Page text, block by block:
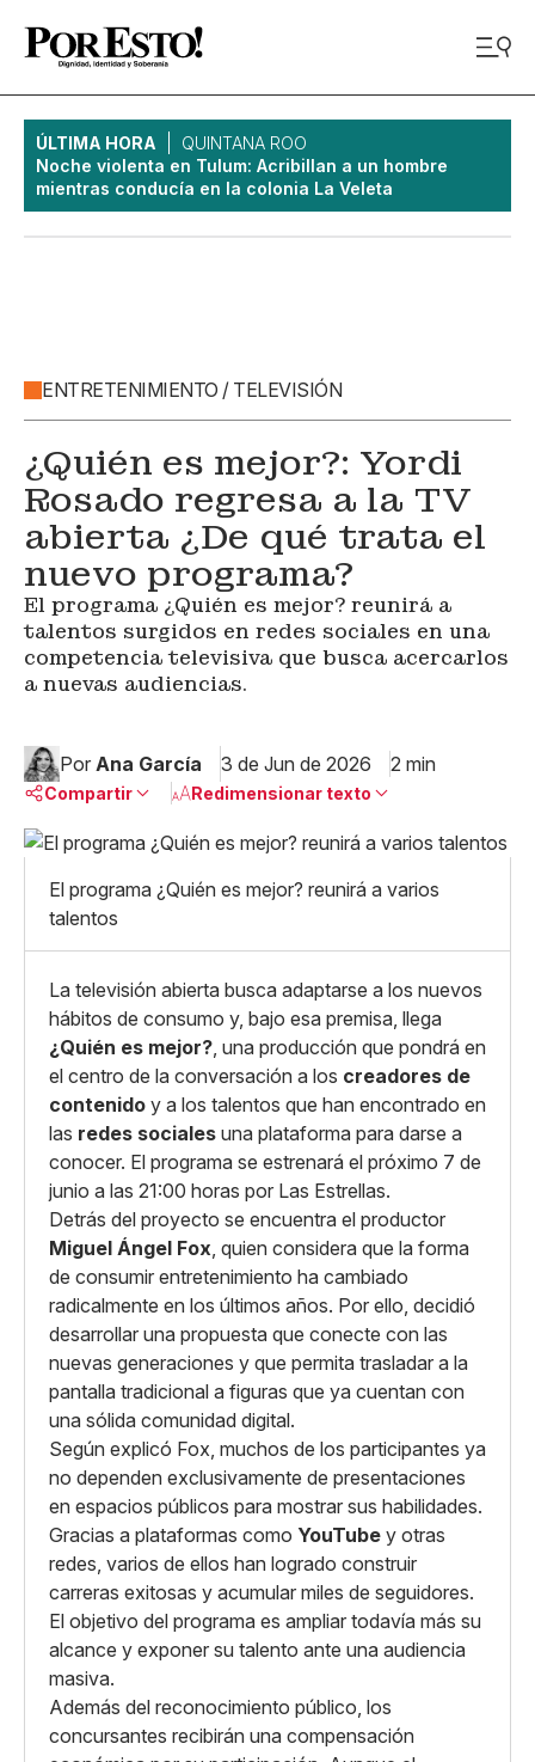
ÚLTIMA HORA
QUINTANA ROO
Noche violenta en Tulum: Acribillan a un hombre
mientras conducía en la colonia La Veleta
ENTRETENIMIENTO / TELEVISIÓN
¿Quién es mejor?: Yordi
Rosado regresa a la TV
abierta ¿De qué trata el
nuevo programa?
El programa ¿Quién es mejor? reunirá a
talentos surgidos en redes sociales en una
competencia televisiva que busca acercarlos
a nuevas audiencias.
Por Ana García 3 de Jun de 2026 2 min
Compartir
Facebook
X
Copiar enlace
Redimensionar texto
Mediano
El programa ¿Quién es mejor? reunirá a varios
talentos
La televisión abierta busca adaptarse a los nuevos
hábitos de consumo y, bajo esa premisa, llega
¿Quién es mejor?, una producción que pondrá en
el centro de la conversación a los creadores de
contenido y a los talentos que han encontrado en
las redes sociales una plataforma para darse a
conocer. El programa se estrenará el próximo 7 de
junio a las 21:00 horas por Las Estrellas.
Detrás del proyecto se encuentra el productor
Miguel Ángel Fox, quien considera que la forma
de consumir entretenimiento ha cambiado
radicalmente en los últimos años. Por ello, decidió
desarrollar una propuesta que conecte con las
nuevas generaciones y que permita trasladar a la
pantalla tradicional a figuras que ya cuentan con
una sólida comunidad digital.
Según explicó Fox, muchos de los participantes ya
no dependen exclusivamente de presentaciones
en espacios públicos para mostrar sus habilidades.
Gracias a plataformas como YouTube y otras
redes, varios de ellos han logrado construir
carreras exitosas y acumular miles de seguidores.
El objetivo del programa es ampliar todavía más su
alcance y exponer su talento ante una audiencia
masiva.
Además del reconocimiento público, los
concursantes recibirán una compensación